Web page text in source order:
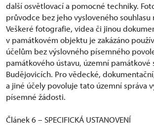
další osvětlovací a pomocné techniky.
průvodce bez jeho vysloveného souhlasu
Veškeré fotografie, videa či jinou
v památkovém objektu je zakázáno
účelům bez výslovného písemného
památkového ústavu, územní památkové
Budějovicích. Pro vědecké,
a jiné účely povoluje tato územní správa
písemné žádosti.
Článek 6 – SPECIFICKÁ USTANOVENÍ